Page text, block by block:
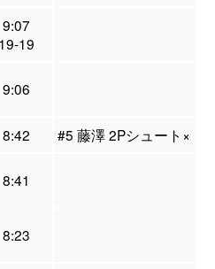
9:07
19-19
9:06
8:42
#5 藤澤 2Pシュート×
8:41
8:23